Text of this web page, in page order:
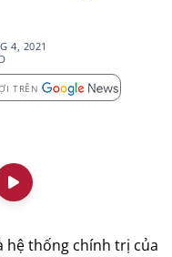
4, 2021
TRÊN
hệ thống chính trị của